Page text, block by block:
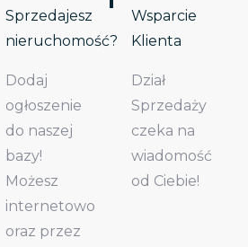
Sprzedajesz
nieruchomość?
Dodaj
ogłoszenie
do naszej
bazy!
Możesz
internetowo
oraz przez
Wsparcie
Klienta
Dział
Sprzedaży
czeka na
wiadomość
od Ciebie!